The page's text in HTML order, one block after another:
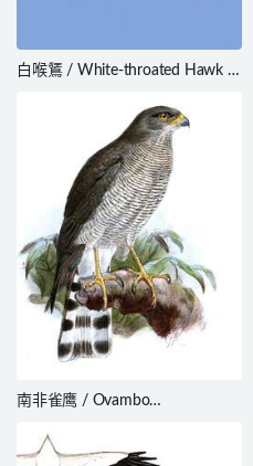
白喉鵟 / White-throated Hawk /
南非雀鹰 / Ovambo
ovampensis